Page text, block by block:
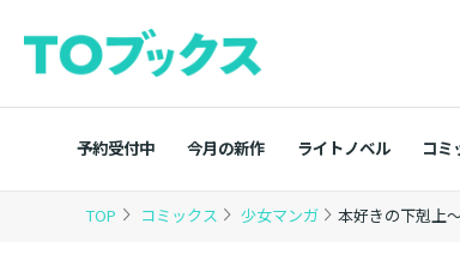
予約受付中 今月の新作 ライトノベル コミ
TOP コミックス 少女マンガ 本好きの下剋上